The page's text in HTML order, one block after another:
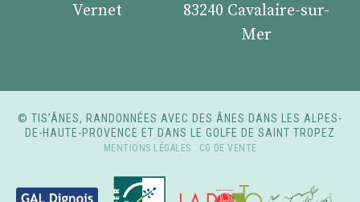
Vernet
83240 Cavalaire-sur-
Mer
© TIS’ÂNES, RANDONNÉES AVEC DES ÂNES DANS LES ALPES-
DE-HAUTE-PROVENCE ET DANS LE GOLFE DE SAINT TROPEZ
MENTIONS LÉGALES - CG DE VENTE